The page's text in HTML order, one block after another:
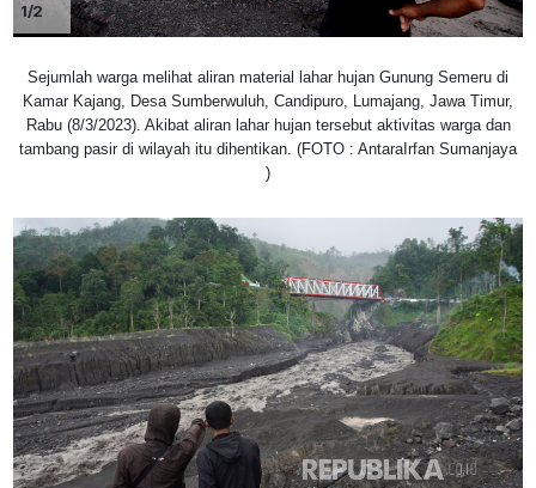
1/2
Sejumlah warga melihat aliran material lahar hujan Gunung Semeru di
Kamar Kajang, Desa Sumberwuluh, Candipuro, Lumajang, Jawa Timur,
Rabu (8/3/2023). Akibat aliran lahar hujan tersebut aktivitas warga dan
tambang pasir di wilayah itu dihentikan. (FOTO : AntaraIrfan Sumanjaya
)